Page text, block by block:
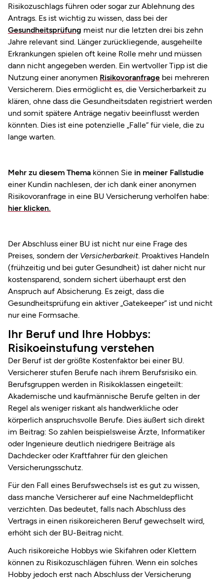
Risikozuschlags führen oder sogar zur Ablehnung des
Antrags. Es ist wichtig zu wissen, dass bei der
Gesundheitsprüfung meist nur die letzten drei bis zehn
Jahre relevant sind. Länger zurückliegende, ausgeheilte
Erkrankungen spielen oft keine Rolle mehr und müssen
dann nicht angegeben werden. Ein wertvoller Tipp ist die
Nutzung einer anonymen Risikovoranfrage bei mehreren
Versicherern. Dies ermöglicht es, die Versicherbarkeit zu
klären, ohne dass die Gesundheitsdaten registriert werden
und somit spätere Anträge negativ beeinflusst werden
könnten. Dies ist eine potenzielle „Falle“ für viele, die zu
lange warten.
Mehr zu diesem Thema können Sie in meiner Fallstudie
einer Kundin nachlesen, der ich dank einer anonymen
Risikovoranfrage in eine BU Versicherung verholfen habe:
hier klicken.
Der Abschluss einer BU ist nicht nur eine Frage des
Preises, sondern der Versicherbarkeit. Proaktives Handeln
(frühzeitig und bei guter Gesundheit) ist daher nicht nur
kostensparend, sondern sichert überhaupt erst den
Anspruch auf Absicherung. Es zeigt, dass die
Gesundheitsprüfung ein aktiver „Gatekeeper” ist und nicht
nur eine Formsache.
Ihr Beruf und Ihre Hobbys:
Risikoeinstufung verstehen
Der Beruf ist der größte Kostenfaktor bei einer BU.
Versicherer stufen Berufe nach ihrem Berufsrisiko ein.
Berufsgruppen werden in Risikoklassen eingeteilt:
Akademische und kaufmännische Berufe gelten in der
Regel als weniger riskant als handwerkliche oder
körperlich anspruchsvolle Berufe. Dies äußert sich direkt
im Beitrag: So zahlen beispielsweise Ärzte, Informatiker
oder Ingenieure deutlich niedrigere Beiträge als
Dachdecker oder Kraftfahrer für den gleichen
Versicherungsschutz.
Für den Fall eines Berufswechsels ist es gut zu wissen,
dass manche Versicherer auf eine Nachmeldepflicht
verzichten. Das bedeutet, falls nach Abschluss des
Vertrags in einen risikoreicheren Beruf gewechselt wird,
erhöht sich der BU-Beitrag nicht.
Auch risikoreiche Hobbys wie Skifahren oder Klettern
können zu Risikozuschlägen führen. Wenn ein solches
Hobby jedoch erst nach Abschluss der Versicherung